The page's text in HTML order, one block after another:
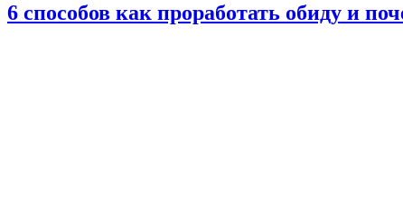
6 способов как проработать обиду и